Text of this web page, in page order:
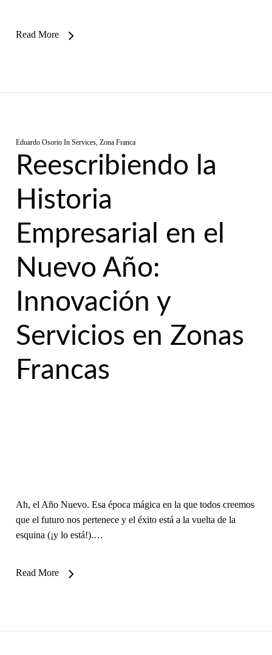
Read More
Eduardo Osorio In Services, Zona Franca
Reescribiendo la
Historia
Empresarial en el
Nuevo Año:
Innovación y
Servicios en Zonas
Francas
Ah, el Año Nuevo. Esa época mágica en la que todos creemos
que el futuro nos pertenece y el éxito está a la vuelta de la
esquina (¡y lo está!).…
Read More